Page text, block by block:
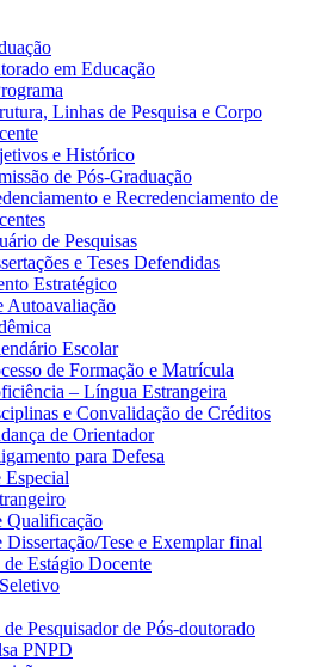
em Educação
Linhas de Pesquisa e Corpo
e Histórico
de Pós-Graduação
e Recredenciamento de
de Pesquisas
e Teses Defendidas
Estratégico
Autoavaliação
Escolar
de Formação e Matrícula
– Língua Estrangeira
e Convalidação de Créditos
de Orientador
para Defesa
Especial
Qualificação
Dissertação/Tese e Exemplar final
de Estágio Docente
Pesquisador de Pós-doutorado
PNPD